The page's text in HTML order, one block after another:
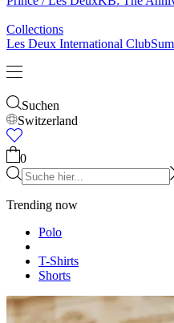
Les Deux International Club
Switzerland
Shorts